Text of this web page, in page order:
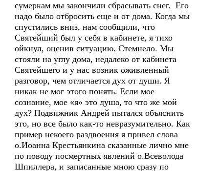
сумеркам мы закончили сбрасывать снег. Его
надо было отбросить еще и от дома. Когда мы
спустились вниз, нам сообщили, что
Святейший был у себя в кабинете, я тихо
ойкнул, оценив ситуацию. Стемнело. Мы
стояли на углу дома, недалеко от кабинета
Святейшего и у нас возник оживленный
разговор, чем отличается дух от души. Я
никак не мог этого понять. Если мое
сознание, мое «я» это душа, то что же мой
дух? Подвижник Андрей пытался объяснить
это, но все было как-то невразумительно. Как
пример некоего раздвоения я привел слова
о.Иоанна Крестьянкина сказанные лично мне
по поводу посмертных явлений о.Всеволода
Шпиллера, и записанные мною сразу по